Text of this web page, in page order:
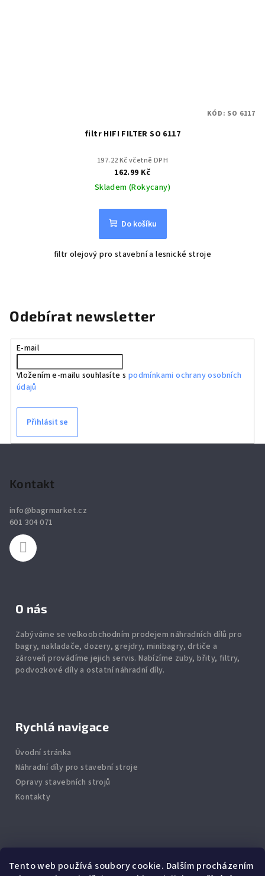
Tento web používá soubory cookie. Dalším procházením
filtr HIFI FILTER SO 6117
197.22 Kč včetně DPH
162.99 Kč
Skladem (Rokycany)
Do košíku
filtr olejový pro stavební a lesnické stroje
KÓD: SO 6117
Odebírat newsletter
E-mail
Vložením e-mailu souhlasíte s podmínkami ochrany osobních
údajů
Přihlásit se
Kontakt
info@bagrmarket.cz
601 304 071
O nás
Zabýváme se velkoobchodním prodejem náhradních dílů pro
bagry, nakladače, dozery, grejdry, minibagry, drtiče a
zároveň provádíme jejich servis. Nabízíme zuby,břity,filtry,
podvozkové díly a ostatní náhradní díly.
Rychlá navigace
Úvodní stránka
Náhradní díly pro stavební stroje
Opravy stavebních strojů
Kontakty